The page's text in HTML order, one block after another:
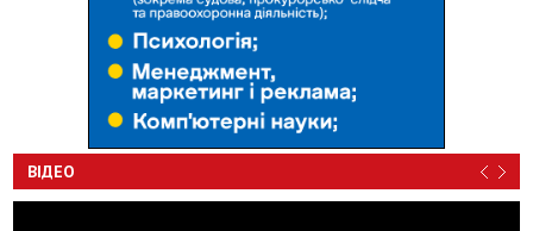
ВІДЕО